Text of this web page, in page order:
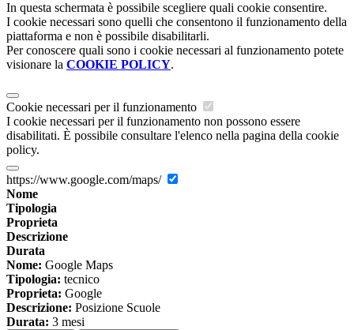
In questa schermata è possibile scegliere quali cookie consentire.
I cookie necessari sono quelli che consentono il funzionamento della
piattaforma e non è possibile disabilitarli.
Per conoscere quali sono i cookie necessari al funzionamento potete
visionare la COOKIE POLICY.
Cookie necessari per il funzionamento
I cookie necessari per il funzionamento non possono essere
disabilitati. È possibile consultare l'elenco nella pagina della cookie
policy.
https://www.google.com/maps/
Nome
Tipologia
Proprieta
Descrizione
Durata
Nome: Google Maps
Tipologia: tecnico
Proprieta: Google
Descrizione: Posizione Scuole
Durata: 3 mesi